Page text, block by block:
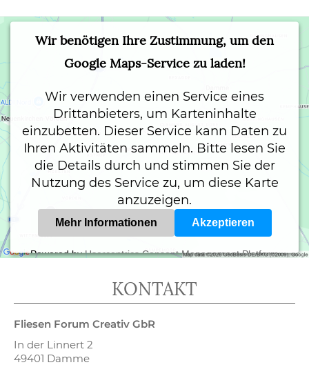
Wir benötigen Ihre Zustimmung, um den
Google Maps-Service zu laden!
Wir verwenden einen Service eines
Drittanbieters, um Karteninhalte
einzubetten. Dieser Service kann Daten zu
Ihren Aktivitäten sammeln. Bitte lesen Sie
die Details durch und stimmen Sie der
Nutzung des Service zu, um diese Karte
anzuzeigen.
Mehr Informationen Akzeptieren
Powered byUsercentrics Consent Management Platform
KONTAKT
Fliesen Forum Creativ GbR
In der Linnert 2
49401 Damme